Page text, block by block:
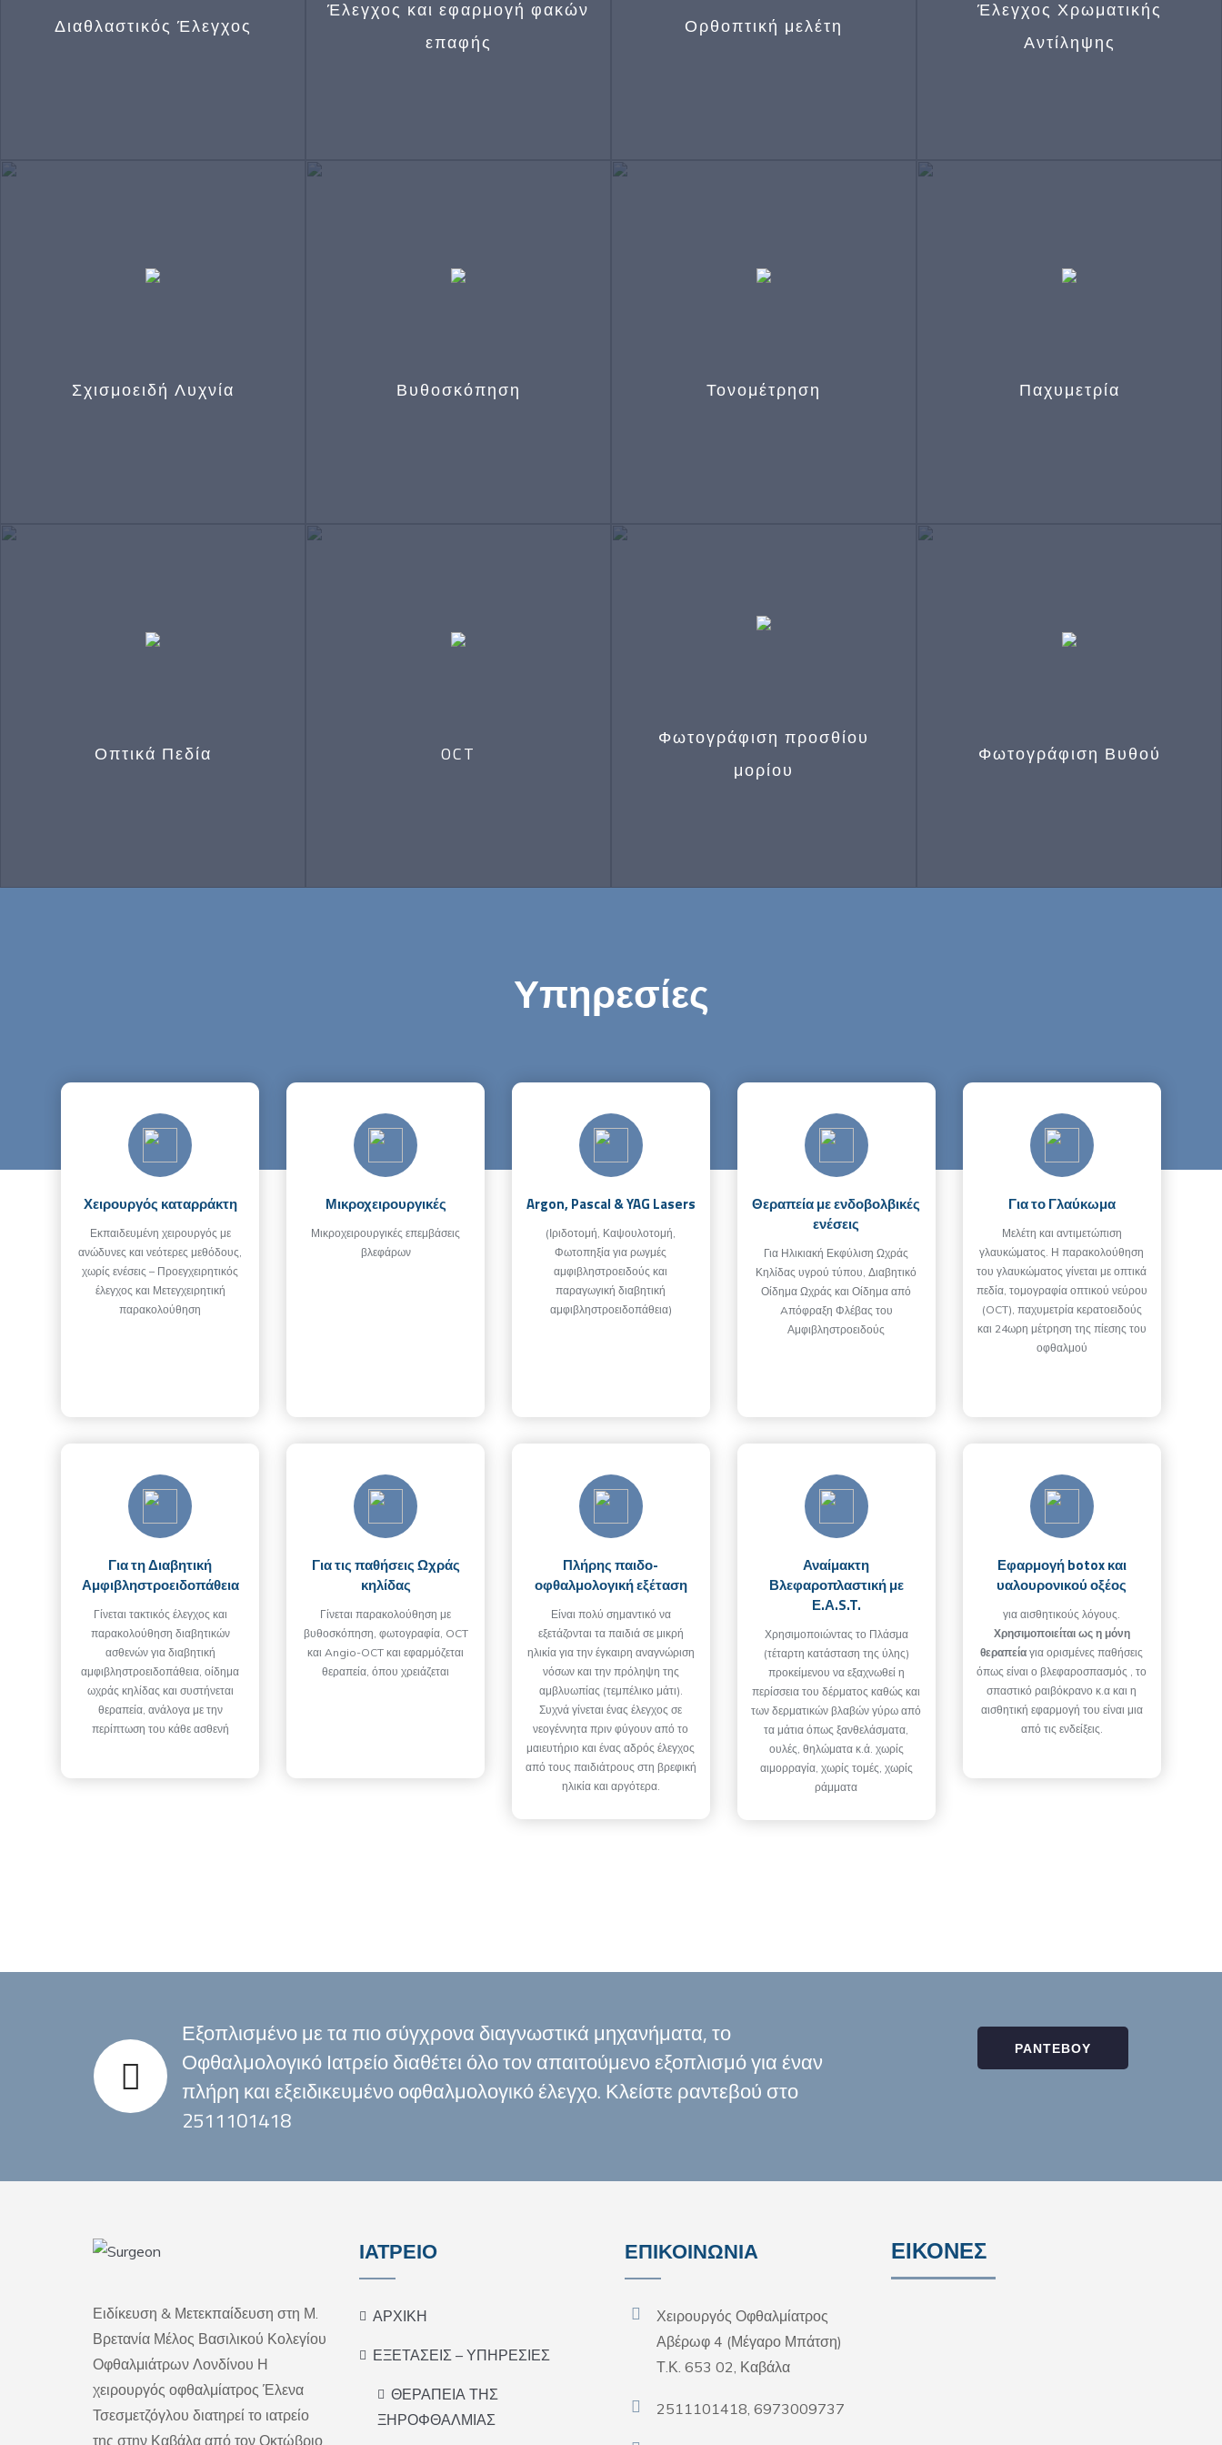
Διαθλαστικός Έλεγχος
Έλεγχος και εφαρμογή φακών
επαφής
Ορθοπτική μελέτη
Έλεγχος Χρωματικής
Αντίληψης
Σχισμοειδή Λυχνία Βυθοσκόπηση Τονομέτρηση Παχυμετρία
Οπτικά Πεδία OCT
Φωτογράφιση προσθίου
μορίου
Φωτογράφιση Βυθού
Υπηρεσίες
Χειρουργός καταρράκτη
Εκπαιδευμένη χειρουργός με
ανώδυνες και νεότερες μεθόδους,
χωρίς ενέσεις – Προεγχειρητικός
έλεγχος και Μετεγχειρητική
παρακολούθηση
Μικροχειρουργικές
Μικροχειρουργικές επεμβάσεις
βλεφάρων
Argon, Pascal & YAG Lasers
(Ιριδοτομή, Καψουλοτομή,
Φωτοπηξία για ρωγμές
αμφιβληστροειδούς και
παραγωγική διαβητική
αμφιβληστροειδοπάθεια)
Θεραπεία με ενδοβολβικές
ενέσεις
Για Ηλικιακή Εκφύλιση Ωχράς
Κηλίδας υγρού τύπου, Διαβητικό
Οίδημα Ωχράς και Οίδημα από
Aπόφραξη Φλέβας του
Αμφιβληστροειδούς
Για το Γλαύκωμα
Μελέτη και αντιμετώπιση
γλαυκώματος. Η παρακολούθηση
του γλαυκώματος γίνεται με οπτικά
πεδία, τομογραφία οπτικού νεύρου
(OCT), παχυμετρία κερατοειδούς
και 24ωρη μέτρηση της πίεσης του
οφθαλμού
Για τη Διαβητική
Αμφιβληστροειδοπάθεια
Γίνεται τακτικός έλεγχος και
παρακολούθηση διαβητικών
ασθενών για διαβητική
αμφιβληστροειδοπάθεια, οίδημα
ωχράς κηλίδας και συστήνεται
θεραπεία, ανάλογα με την
περίπτωση του κάθε ασθενή
Για τις παθήσεις Ωχράς
κηλίδας
Γίνεται παρακολούθηση με
βυθοσκόπηση, φωτογραφία, OCT
και Angio-OCT και εφαρμόζεται
θεραπεία, όπου χρειάζεται
Πλήρης παιδο-
οφθαλμολογική εξέταση
Είναι πολύ σημαντικό να
εξετάζονται τα παιδιά σε μικρή
ηλικία για την έγκαιρη αναγνώριση
νόσων και την πρόληψη της
αμβλυωπίας (τεμπέλικο μάτι).
Συχνά γίνεται ένας έλεγχος σε
νεογέννητα πριν φύγουν από το
μαιευτήριο και ένας αδρός έλεγχος
από τους παιδιάτρους στη βρεφική
ηλικία και αργότερα.
Αναίμακτη
Βλεφαροπλαστική με
Ε.Α.S.T.
Χρησιμοποιώντας το Πλάσμα
(τέταρτη κατάσταση της ύλης)
προκείμενου να εξαχνωθεί η
περίσσεια του δέρματος καθώς και
των δερματικών βλαβών γύρω από
τα μάτια όπως ξανθελάσματα,
ουλές, θηλώματα κ.ά. χωρίς
αιμορραγία, χωρίς τομές, χωρίς
ράμματα
Εφαρμογή botox και
υαλουρονικού οξέος
για αισθητικούς λόγους.
Χρησιμοποιείται ως η μόνη
θεραπεία για ορισμένες παθήσεις
όπως είναι ο βλεφαροσπασμός , το
σπαστικό ραιβόκρανο κ.α και η
αισθητική εφαρμογή του είναι μια
από τις ενδείξεις.
Εξοπλισμένο με τα πιο σύγχρονα διαγνωστικά μηχανήματα, το
Οφθαλμολογικό Ιατρείο διαθέτει όλο τον απαιτούμενο εξοπλισμό για έναν
πλήρη και εξειδικευμένο οφθαλμολογικό έλεγχο. Κλείστε ραντεβού στο
2511101418
ΡΑΝΤΕΒΟΥ
Ειδίκευση & Μετεκπαίδευση στη Μ.
Βρετανία Μέλος Βασιλικού Κολεγίου
Οφθαλμιάτρων Λονδίνου Η
χειρουργός οφθαλμίατρος Έλενα
Τσεσμετζόγλου διατηρεί το ιατρείο
της στην Καβάλα από τον Οκτώβριο
ΙΑΤΡΕΙΟ
ΑΡΧΙΚΗ
ΕΞΕΤΑΣΕΙΣ – ΥΠΗΡΕΣΙΕΣ
ΘΕΡΑΠΕΙΑ ΤΗΣ
ΞΗΡΟΦΘΑΛΜΙΑΣ
ΕΠΙΚΟΙΝΩΝΙΑ
Χειρουργός Οφθαλμίατρος
Αβέρωφ 4 (Μέγαρο Μπάτση)
Τ.Κ. 653 02, Καβάλα
2511101418, 6973009737
ΕΙΚΟΝΕΣ